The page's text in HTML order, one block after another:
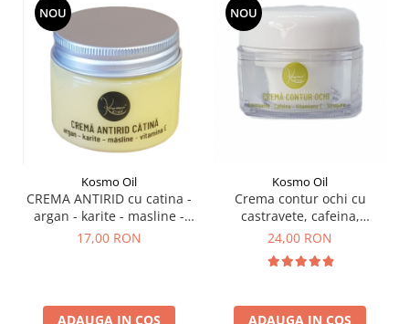
NOU
Kosmo Oil
CREMA ANTIRID cu catina -
argan - karite - masline -
vitamina E - 50 ml
17,00 RON
ADAUGA IN COS
NOU
Kosmo Oil
Crema contur ochi cu
castravete, cafeina,
vitamina E, strugure 50 ml
24,00 RON
ADAUGA IN COS